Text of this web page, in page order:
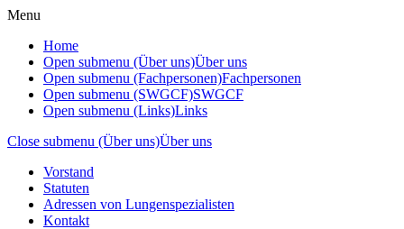
Menu
Home
Open submenu (Über uns)Über uns
Open submenu (Fachpersonen)Fachpersonen
Open submenu (SWGCF)SWGCF
Open submenu (Links)Links
Close submenu (Über uns)Über uns
Vorstand
Statuten
Adressen von Lungenspezialisten
Kontakt